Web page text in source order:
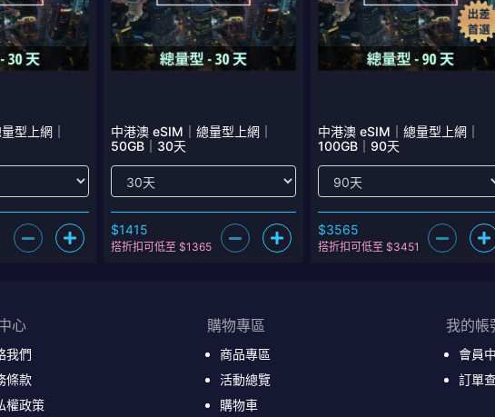
型上網｜
中港澳 eSIM｜總量型上網｜
50GB｜30天
$1415
搭折扣可低至 $1365
中港澳 eSIM｜總量型上網｜
100GB｜90天
$3565
搭折扣可低至 $3451
心
我們
條款
權政策
購物專區
商品專區
活動總覽
購物車
我的帳
會員
訂單